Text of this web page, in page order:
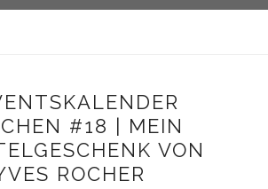
#18 | MEIN
VON
ROCHER